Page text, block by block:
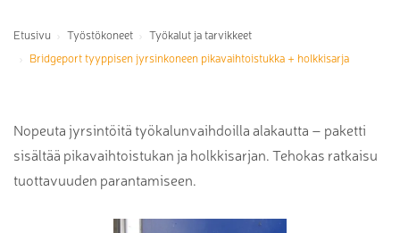
Etusivu Työstökoneet
Työkalut ja tarvikkeet
Bridgeport tyyppisen jyrsinkoneen pikavaihtoistukka + holkkisarja
Nopeuta jyrsintöitä työkalunvaihdoilla alakautta – paketti
sisältää pikavaihtoistukan ja holkkisarjan. Tehokas ratkaisu
tuottavuuden parantamiseen.